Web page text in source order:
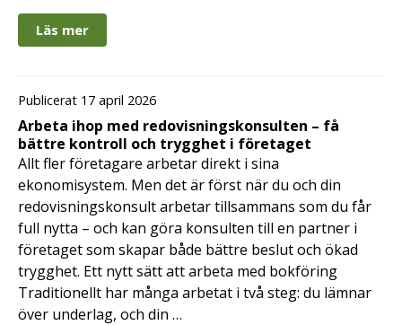
Läs mer
Publicerat 17 april 2026
Arbeta ihop med redovisningskonsulten – få
bättre kontroll och trygghet i företaget
Allt fler företagare arbetar direkt i sina
ekonomisystem. Men det är först när du och din
redovisningskonsult arbetar tillsammans som du får
full nytta – och kan göra konsulten till en partner i
företaget som skapar både bättre beslut och ökad
trygghet. Ett nytt sätt att arbeta med bokföring
Traditionellt har många arbetat i två steg: du lämnar
över underlag, och din …